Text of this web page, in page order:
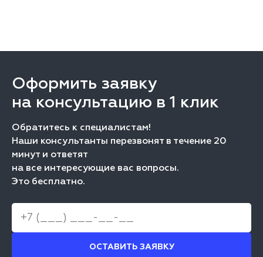
Оформить заявку
на консультацию в 1 клик
Обратитесь к специалистам!
Наши консультанты перезвонят в течение 20
минут и ответят
на все интересующие вас вопросы.
Это бесплатно.
ОСТАВИТЬ ЗАЯВКУ